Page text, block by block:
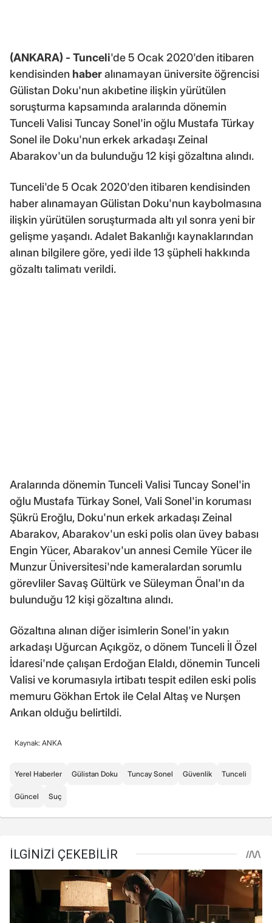
(ANKARA) - Tunceli'de 5 Ocak 2020'den itibaren
kendisinden haberalınamayan üniversite öğrencisi
Gülistan Doku'nun akıbetine ilişkin yürütülen
soruşturma kapsamında aralarında dönemin
Tunceli Valisi Tuncay Sonel'in oğlu Mustafa Türkay
Sonel ile Doku'nun erkek arkadaşı Zeinal
Abarakov'un da bulunduğu 12 kişi gözaltına alındı.
Tunceli'de 5 Ocak 2020'den itibaren kendisinden
haber alınamayan Gülistan Doku'nun kaybolmasına
ilişkin yürütülen soruşturmada altı yıl sonra yeni bir
gelişme yaşandı. Adalet Bakanlığı kaynaklarından
alınan bilgilere göre, yedi ilde 13 şüpheli hakkında
gözaltı talimatı verildi.
Aralarında dönemin Tunceli Valisi Tuncay Sonel'in
oğlu Mustafa Türkay Sonel, Vali Sonel'in koruması
Şükrü Eroğlu, Doku'nun erkek arkadaşı Zeinal
Abarakov, Abarakov'un eski polis olan üvey babası
Engin Yücer, Abarakov'un annesi Cemile Yücer ile
Munzur Üniversitesi'nde kameralardan sorumlu
görevliler Savaş Gültürk ve Süleyman Önal'ın da
bulunduğu 12 kişi gözaltına alındı.
Gözaltına alınan diğer isimlerin Sonel'in yakın
arkadaşı Uğurcan Açıkgöz, o dönem Tunceli İl Özel
İdaresi'nde çalışan Erdoğan Elaldı, dönemin Tunceli
Valisi ve korumasıyla irtibatı tespit edilen eski polis
memuru Gökhan Ertok ile Celal Altaş ve Nurşen
Arıkan olduğu belirtildi.
Kaynak: ANKA
Yerel Haberler Gülistan Doku Tuncay Sonel Güvenlik Tunceli
Güncel Suç